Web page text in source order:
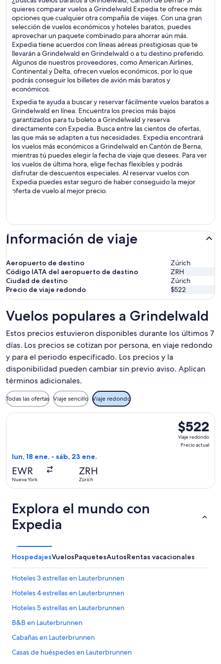
quieres comparar vuelos a Grindelwald Expedia te ofrece más
opciones que cualquier otra compañía de viajes. Con una gran
selección de vuelos económicos y hoteles baratos, puedes
aprovechar un paquete combinado para ahorrar aún más.
Expedia tiene acuerdos con líneas aéreas prestigiosas que te
llevarán a Grindelwald en Grindelwald o a tu destino preferido.
Algunos de nuestros proveedores, como American Airlines,
Continental y Delta, ofrecen vuelos económicos, por lo que
podrás conseguir los billetes de avión más baratos y
económicos.
Expedia te ayuda a buscar y reservar fácilmente vuelos baratos a
Grindelwald en línea. Encuentra los precios más bajos
garantizados para tu boleto a Grindelwald y reserva
directamente con Expedia. Busca entre las cientos de ofertas,
las que más se adapten a tus necesidades. Expedia encontrará
los vuelos más económicos a Grindelwald en Cantón de Berna,
mientras tú puedes elegir la fecha de viaje que desees. Para ver
los vuelos de última hora, elige fechas flexibles y podrás
disfrutar de descuentos especiales. Al reservar vuelos con
Expedia puedes estar seguro de haber conseguido la mejor
oferta de vuelo al mejor precio.
Información de viaje
Aeropuerto de destino
Zúrich
Código IATA del aeropuerto de destino
ZRH
Ciudad de destino
Zúrich
Precio de viaje redondo
$522
Vuelos populares a Grindelwald
Estos precios estuvieron disponibles durante los últimos 7
días. Los precios se cotizan por persona, en viaje redondo
y para el periodo especificado. Los precios y la
disponibilidad pueden cambiar sin previo aviso. Aplican
términos adicionales.
Todas las ofertas Viaje sencillo Viaje redondo
$522
Viaje
redondo,
$522
Viaje redondo
Precio actual
lun, 18 ene. - sáb, 23 ene.
EWR
Nueva York
ZRH
Zúrich
Seleccionar vuelo de Icelandair, con salida el lun, 18 ene.
Explora el mundo con
Expedia
HospedajesVuelosPaquetesAutosRentas vacacionales
Hoteles 3 estrellas en Lauterbrunnen
Hoteles 4 estrellas en Lauterbrunnen
Hoteles 5 estrellas en Lauterbrunnen
B&B en Lauterbrunnen
Cabañas en Lauterbrunnen
Casas de huéspedes en Lauterbrunnen